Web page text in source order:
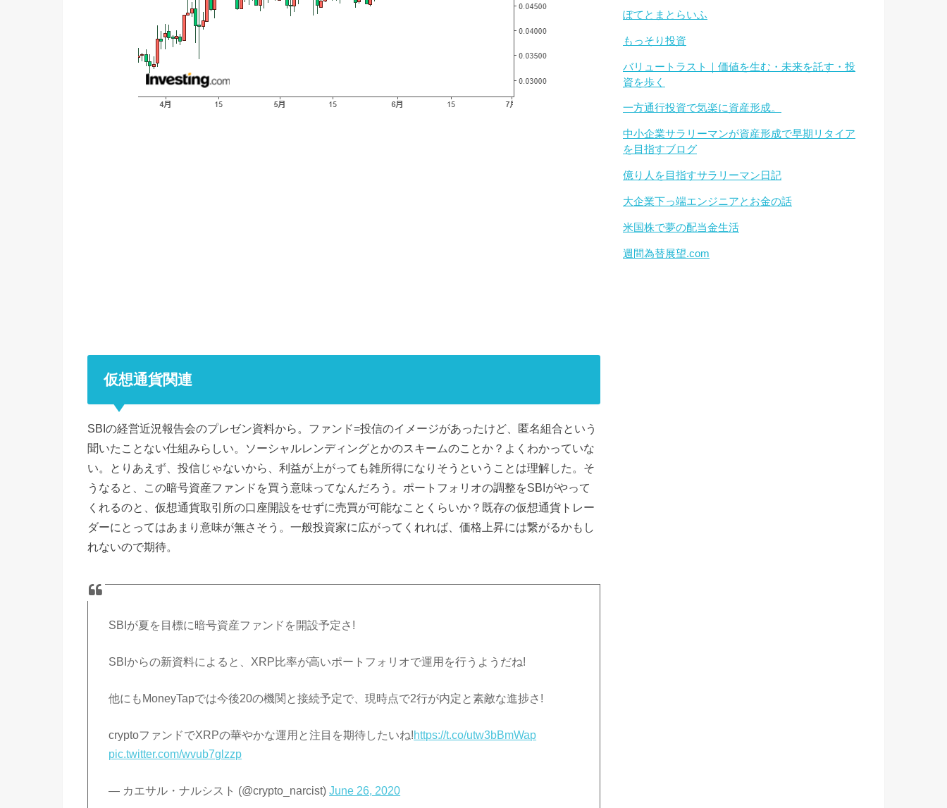
仮想通貨関連
SBIの経営近況報告会のプレゼン資料から。ファンド=投信のイメージがあったけど、匿名組合という
聞いたことない仕組みらしい。ソーシャルレンディングとかのスキームのことか？よくわかっていな
い。とりあえず、投信じゃないから、利益が上がっても雑所得になりそうということは理解した。そ
うなると、この暗号資産ファンドを買う意味ってなんだろう。ポートフォリオの調整をSBIがやって
くれるのと、仮想通貨取引所の口座開設をせずに売買が可能なことくらいか？既存の仮想通貨トレー
ダーにとってはあまり意味が無さそう。一般投資家に広がってくれれば、価格上昇には繋がるかもし
れないので期待。
SBIが夏を目標に暗号資産ファンドを開設予定さ!
SBIからの新資料によると、XRP比率が高いポートフォリオで運用を行うようだね!
他にもMoneyTapでは今後20の機関と接続予定で、現時点で2行が内定と素敵な進捗さ!
cryptoファンドでXRPの華やかな運用と注目を期待したいね!https://t.co/utw3bBmWap
pic.twitter.com/wvub7glzzp
— カエサル・ナルシスト (@crypto_narcist)June 26, 2020
ぽてとまとらいふ
もっそり投資
バリュートラスト｜価値を生む・未来を託す・投
資を歩く
一方通行投資で気楽に資産形成。
中小企業サラリーマンが資産形成で早期リタイア
を目指すブログ
億り人を目指すサラリーマン日記
大企業下っ端エンジニアとお金の話
米国株で夢の配当金生活
週間為替展望.com